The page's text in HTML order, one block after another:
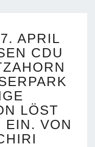
APRIL
CDU
LÖST
EIN. VON